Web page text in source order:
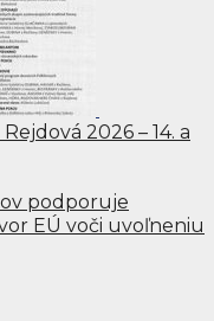
2026 – 14. a
podporuje
EÚ voči uvoľneniu